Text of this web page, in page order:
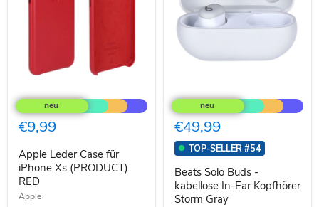
Leder
Case
für
iPhone
(PRODUCT)
RED
€9,99
Apple Leder Case für
iPhone Xs (PRODUCT)
RED
Apple
Solo
Buds
-
kabellose
In-
Ear
Kopfhörer
Storm
Gray
€49,99
TOP-SELLER #54
Beats Solo Buds -
kabellose In-Ear Kopfhörer
Storm Gray